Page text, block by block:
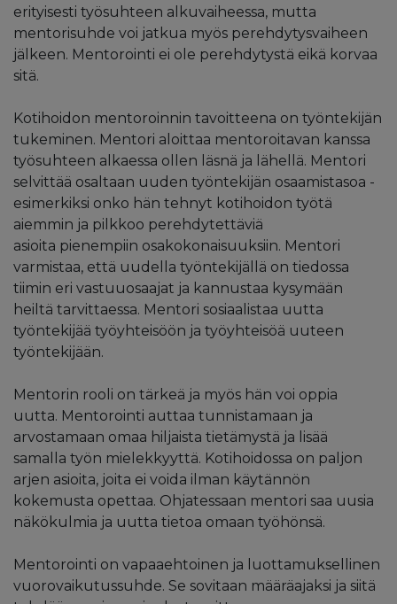
erityisesti työsuhteen alkuvaiheessa, mutta
mentorisuhde voi jatkua myös perehdytysvaiheen
jälkeen.​ Mentorointi ei ole perehdytystä eikä korvaa
sitä.
Kotihoidon mentoroinnin tavoitteena on työntekijän
tukeminen. Mentori aloittaa mentoroitavan kanssa
työsuhteen alkaessa ollen läsnä ja lähellä. Mentori
selvittää osaltaan uuden työntekijän osaamistasoa -
esimerkiksi onko hän tehnyt kotihoidon työtä
aiemmin ja pilkkoo perehdytettäviä
asioita pienempiin osakokonaisuuksiin. ​Mentori
varmistaa, että uudella työntekijällä on tiedossa
tiimin eri vastuuosaajat ja kannustaa kysymään
heiltä tarvittaessa.​ Mentori sosiaalistaa uutta
työntekijää työyhteisöön ja työyhteisöä uuteen
työntekijään.
Mentorin rooli on tärkeä ja myös hän voi oppia
uutta. Mentorointi auttaa tunnistamaan ja
arvostamaan omaa hiljaista tietämystä ja lisää
samalla työn mielekkyyttä. Kotihoidossa on paljon
arjen asioita, joita ei voida ilman käytännön
kokemusta opettaa. Ohjatessaan mentori saa uusia
näkökulmia ja uutta tietoa omaan työhönsä.
Mentorointi on vapaaehtoinen ja luottamuksellinen
vuorovaikutussuhde. Se sovitaan määräajaksi ja siitä